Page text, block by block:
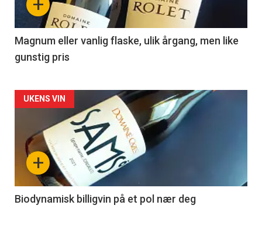
3
Magnum eller vanlig flaske, ulik årgang, men like
gunstig pris
Forsiden
akkurat
nå
4
+
UKENS VIN
Biodynamisk billigvin på et pol nær deg